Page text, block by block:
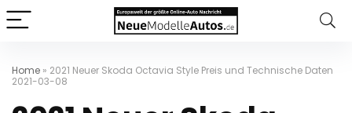
Home » 2021 Neuer Skoda Octavia Style Preis und Technische Daten
2021-03-08